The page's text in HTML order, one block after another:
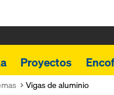
Proyectos
Vigas de aluminio